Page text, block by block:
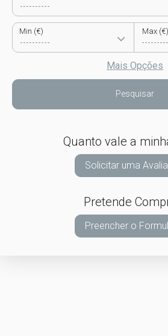
Min (€) Max (€)
Mais Opções
Pesquisar
Quanto vale a
Solicitar uma
Pretende
Preencher o